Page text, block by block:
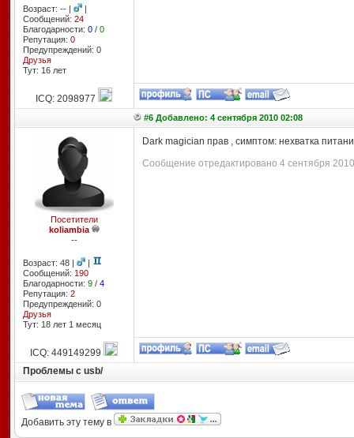
Возраст: -- |
|
Сообщений: 24
Благодарности: 0/ 0
Репутация: 0
Предупреждений: 0
Друзья
Тут: 16 лет
ICQ: 2098977
#6 Добавлено: 4 сентября 2010 02:08
Посетители
koliambia
--
Возраст: 48 |
|
Сообщений: 190
Благодарности: 9/ 4
Репутация: 2
Предупреждений: 0
Друзья
Тут: 18 лет 1 месяц
Dark magician прав , симптом: нехватка
Сообщение отредактировано 4 сентября
ICQ: 449149299
Проблемы с usb/
Добавить эту тему в